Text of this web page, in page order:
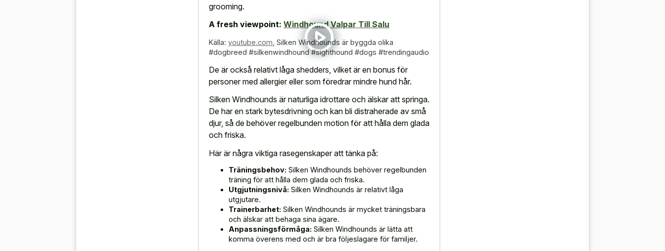
grooming.
A fresh viewpoint: Windhound Valpar Till Salu
Källa: youtube.com Silken Windhounds är byggda olika
#dogbreed #silkenwindhound #sighthound #dogs #trendingaudio
De är också relativt låga shedders, vilket är en bonus för
personer med allergier eller som föredrar mindre hund hår.
Silken Windhounds är naturliga idrottare och älskar att springa.
De har en stark bytesdrivning och kan bli distraherade av små
djur, så de behöver regelbunden motion för att hålla dem glada
och friska.
Här är några viktiga rasegenskaper att tänka på:
Träningsbehov: Silken Windhounds behöver regelbunden
träning för att hålla dem glada och friska.
Utgjutningsnivå: Silken Windhounds är relativt låga
utgjutare.
Trainerbarhet: Silken Windhounds är mycket träningsbara
och älskar att behaga sina ägare.
Anpassningsförmåga: Silken Windhounds är lätta att
komma överens med och är bra följeslagare för familjer.